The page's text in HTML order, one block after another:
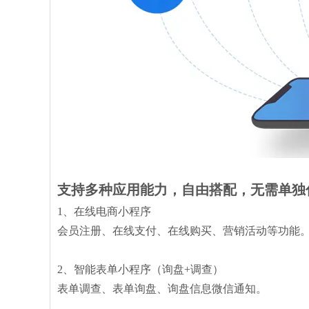
支持多种应用能力，自由搭配，无需单独
1、在线电商小程序
会员注册、在线支付、在线购买、营销活动等功能
2、智能表单小程序（询盘+调查）
表单调查、表单询盘、询盘信息微信通知。